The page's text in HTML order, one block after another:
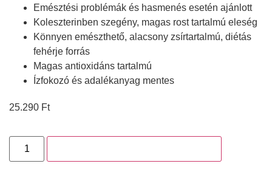
Emésztési problémák és hasmenés esetén ajánlott
Koleszterinben szegény, magas rost tartalmú eleség
Könnyen emészthető, alacsony zsírtartalmú, diétás
fehérje forrás
Magas antioxidáns tartalmú
Ízfokozó és adalékanyag mentes
25.290 Ft